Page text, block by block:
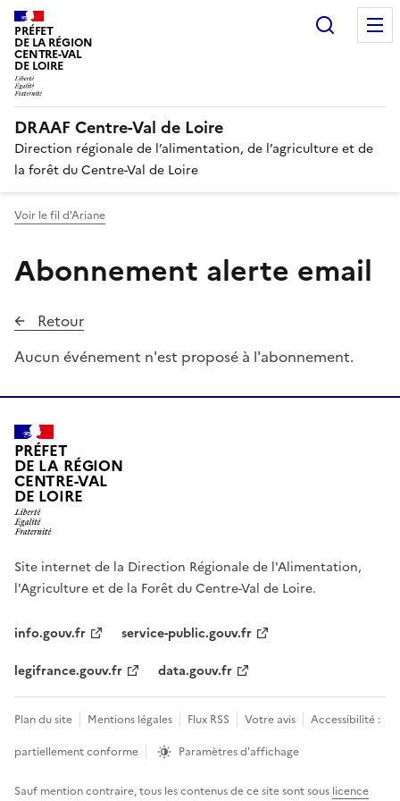
PRÉFET
DE LA RÉGION
CENTRE-VAL
DE LOIRE
DRAAF Centre-Val de Loire
Direction régionale de l’alimentation, de l’agriculture et de
la forêt du Centre-Val de Loire
Voir le fil d'Ariane
Abonnement alerte email
Retour
Aucun événement n'est proposé à l'abonnement.
PRÉFET
DE LA RÉGION
CENTRE-VAL
DE LOIRE
Site internet de la Direction Régionale de l'Alimentation,
l'Agriculture et de la Forêt du Centre-Val de Loire.
info.gouv.fr
service-public.gouv.fr
legifrance.gouv.fr
data.gouv.fr
Plan du site Mentions légales Flux RSS Votre avis
Accessibilité :
partiellement conforme
Paramètres d'affichage
Sauf mention contraire, tous les contenus de ce site sont sous licence